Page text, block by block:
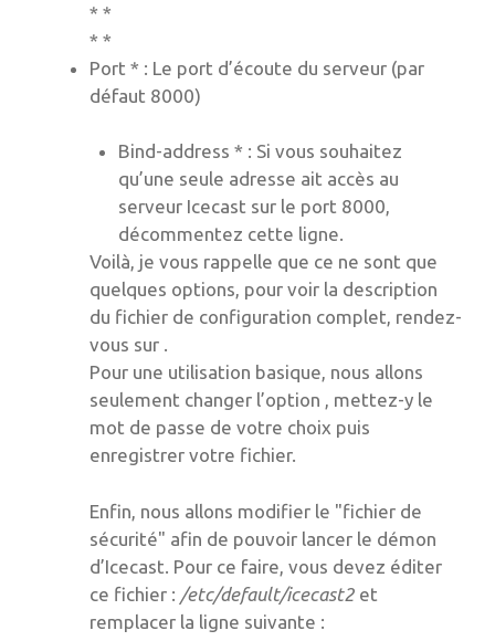
* *
* *
Port * : Le port d’écoute du serveur (par
défaut 8000)
Bind-address * : Si vous souhaitez
qu’une seule adresse ait accès au
serveur Icecast sur le port 8000,
décommentez cette ligne.
Voilà, je vous rappelle que ce ne sont que
quelques options, pour voir la description
du fichier de configuration complet, rendez-
vous sur .
Pour une utilisation basique, nous allons
seulement changer l’option , mettez-y le
mot de passe de votre choix puis
enregistrer votre fichier.
Enfin, nous allons modifier le "fichier de
sécurité" afin de pouvoir lancer le démon
d’Icecast. Pour ce faire, vous devez éditer
ce fichier : /etc/default/icecast2 et
remplacer la ligne suivante :